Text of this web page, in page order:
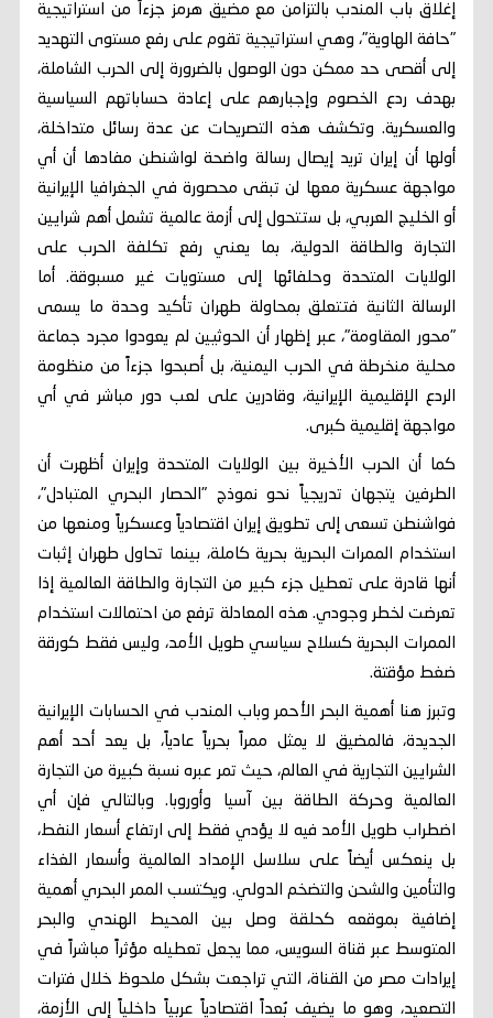
إغلاق باب المندب بالتزامن مع مضيق هرمز جزءاً من استراتيجية
"حافة الهاوية"، وهي استراتيجية تقوم على رفع مستوى التهديد
إلى أقصى حد ممكن دون الوصول بالضرورة إلى الحرب الشاملة،
بهدف ردع الخصوم وإجبارهم على إعادة حساباتهم السياسية
والعسكرية. وتكشف هذه التصريحات عن عدة رسائل متداخلة،
أولها أن إيران تريد إيصال رسالة واضحة لواشنطن مفادها أن أي
مواجهة عسكرية معها لن تبقى محصورة في الجغرافيا الإيرانية
أو الخليج العربي، بل ستتحول إلى أزمة عالمية تشمل أهم شرايين
التجارة والطاقة الدولية، بما يعني رفع تكلفة الحرب على
الولايات المتحدة وحلفائها إلى مستويات غير مسبوقة. أما
الرسالة الثانية فتتعلق بمحاولة طهران تأكيد وحدة ما يسمى
"محور المقاومة"، عبر إظهار أن الحوثيين لم يعودوا مجرد جماعة
محلية منخرطة في الحرب اليمنية، بل أصبحوا جزءاً من منظومة
الردع الإقليمية الإيرانية، وقادرين على لعب دور مباشر في أي
مواجهة إقليمية كبرى.
كما أن الحرب الأخيرة بين الولايات المتحدة وإيران أظهرت أن
الطرفين يتجهان تدريجياً نحو نموذج "الحصار البحري المتبادل"،
فواشنطن تسعى إلى تطويق إيران اقتصادياً وعسكرياً ومنعها من
استخدام الممرات البحرية بحرية كاملة، بينما تحاول طهران إثبات
أنها قادرة على تعطيل جزء كبير من التجارة والطاقة العالمية إذا
تعرضت لخطر وجودي. هذه المعادلة ترفع من احتمالات استخدام
الممرات البحرية كسلاح سياسي طويل الأمد، وليس فقط كورقة
ضغط مؤقتة.
وتبرز هنا أهمية البحر الأحمر وباب المندب في الحسابات الإيرانية
الجديدة، فالمضيق لا يمثل ممراً بحرياً عادياً، بل يعد أحد أهم
الشرايين التجارية في العالم، حيث تمر عبره نسبة كبيرة من التجارة
العالمية وحركة الطاقة بين آسيا وأوروبا. وبالتالي فإن أي
اضطراب طويل الأمد فيه لا يؤدي فقط إلى ارتفاع أسعار النفط،
بل ينعكس أيضاً على سلاسل الإمداد العالمية وأسعار الغذاء
والتأمين والشحن والتضخم الدولي. ويكتسب الممر البحري أهمية
إضافية بموقعه كحلقة وصل بين المحيط الهندي والبحر
المتوسط عبر قناة السويس، مما يجعل تعطيله مؤثراً مباشراً في
إيرادات مصر من القناة، التي تراجعت بشكل ملحوظ خلال فترات
التصعيد، وهو ما يضيف بُعداً اقتصادياً عربياً داخلياً إلى الأزمة،